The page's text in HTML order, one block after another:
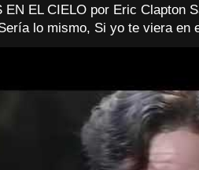
EN EL CIELO por Eric Clapton
lo mismo, Si yo te viera en